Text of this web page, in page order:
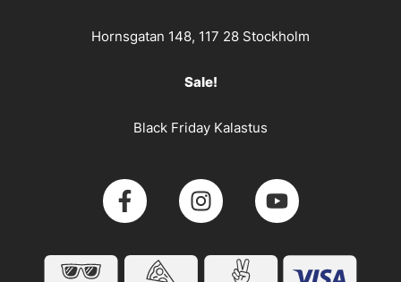
Hornsgatan 148, 117 28 Stockholm
Sale!
Black Friday Kalastus